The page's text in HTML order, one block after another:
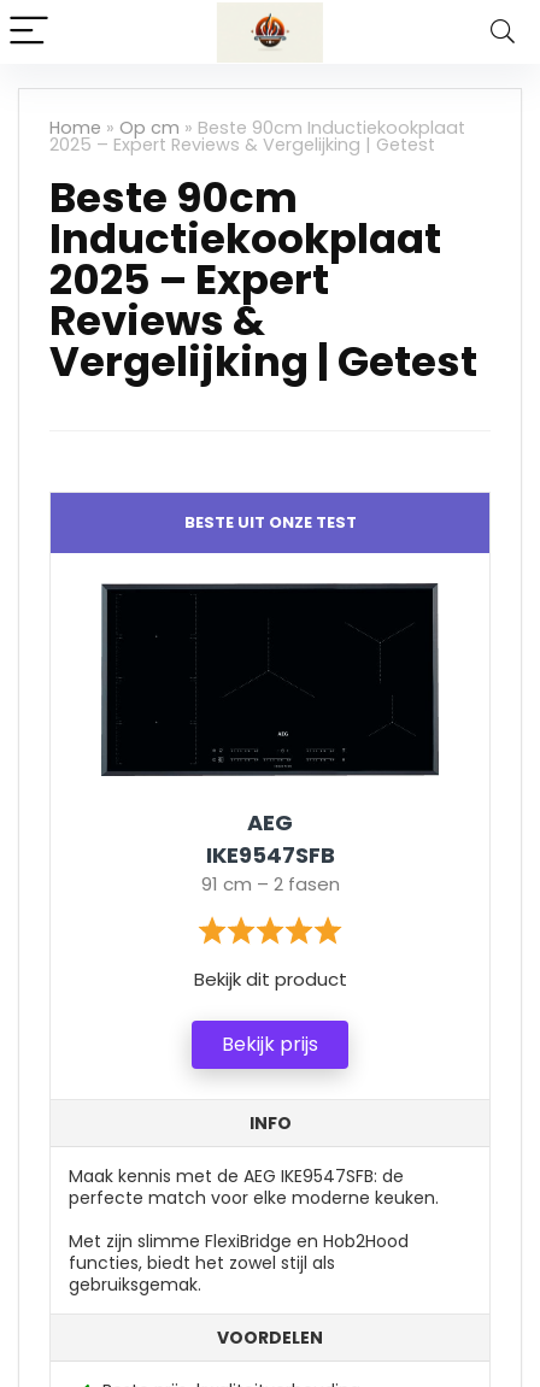
Home » Op cm » Beste 90cm Inductiekookplaat
2025 – Expert Reviews & Vergelijking | Getest
Beste 90cm
Inductiekookplaat
2025 – Expert
Reviews &
Vergelijking | Getest
BESTE UIT ONZE TEST
AEG
IKE9547SFB
91 cm – 2 fasen
Bekijk dit product
Bekijk prijs
INFO
Maak kennis met de AEG IKE9547SFB: de
perfecte match voor elke moderne keuken.
Met zijn slimme FlexiBridge en Hob2Hood
functies, biedt het zowel stijl als
gebruiksgemak.
VOORDELEN